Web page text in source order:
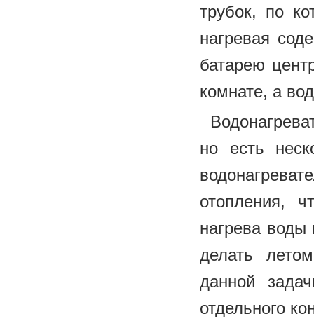
трубок, по
нагревая
батарею
комнате, а
но есть
отопления,
нагрева воды
делать
данной
отдельного